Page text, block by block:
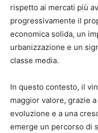
rispetto ai mercati più
progressivamente il
economica solida, un
urbanizzazione e un
classe media.
In questo contesto, il
maggior valore, grazie
evoluzione e a una
emerge un percorso di